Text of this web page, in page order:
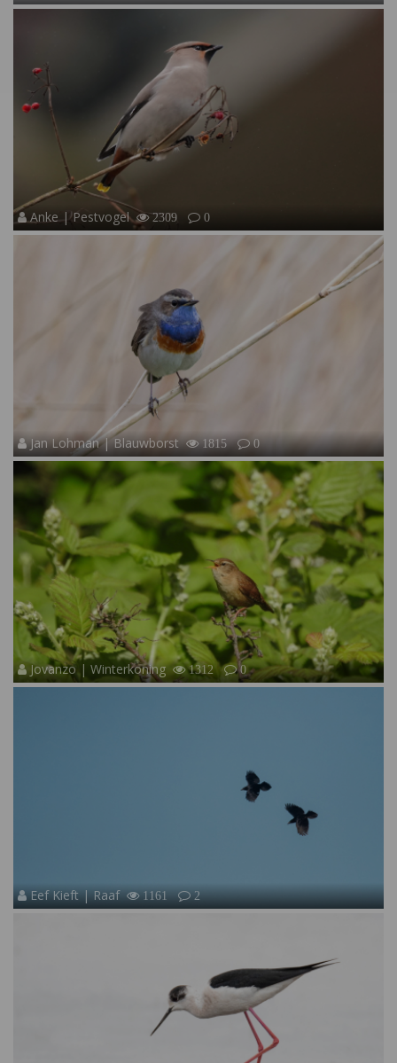
Anke | Pestvogel 2309 0
Jan Lohman | Blauwborst 1815 0
Jovanzo | Winterkoning 1312 0
Eef Kieft | Raaf 1161 2